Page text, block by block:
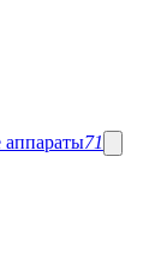
аппараты71